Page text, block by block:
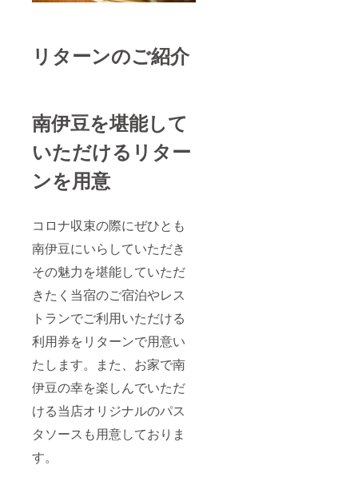
リターンのご紹介
南伊豆を堪能して
いただけるリター
ンを用意
コロナ収束の際にぜひとも
南伊豆にいらしていただき
その魅力を堪能していただ
きたく当宿のご宿泊やレス
トランでご利用いただける
利用券をリターンで用意い
たします。また、お家で南
伊豆の幸を楽しんでいただ
ける当店オリジナルのパス
タソースも用意しておりま
す。